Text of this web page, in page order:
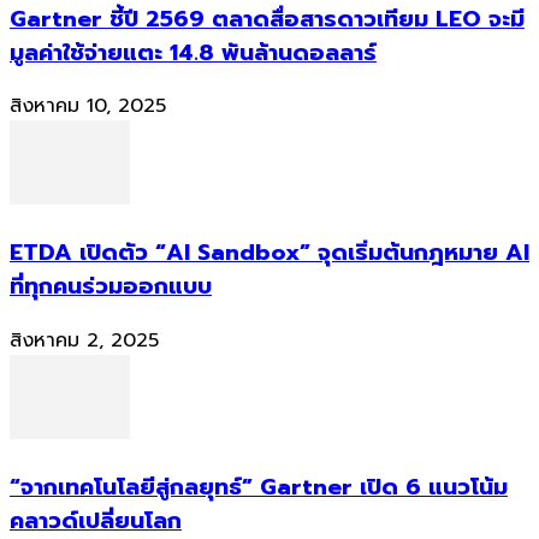
Gartner ชี้ปี 2569 ตลาดสื่อสารดาวเทียม LEO จะมี
มูลค่าใช้จ่ายแตะ 14.8 พันล้านดอลลาร์
สิงหาคม 10, 2025
ETDA เปิดตัว “AI Sandbox” จุดเริ่มต้นกฎหมาย AI
ที่ทุกคนร่วมออกแบบ
สิงหาคม 2, 2025
“จากเทคโนโลยีสู่กลยุทธ์” Gartner เปิด 6 แนวโน้ม
คลาวด์เปลี่ยนโลก